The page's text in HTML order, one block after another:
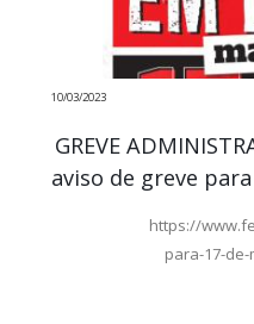
10/03/2023
GREVE
aviso de greve
https://
para-17-de-